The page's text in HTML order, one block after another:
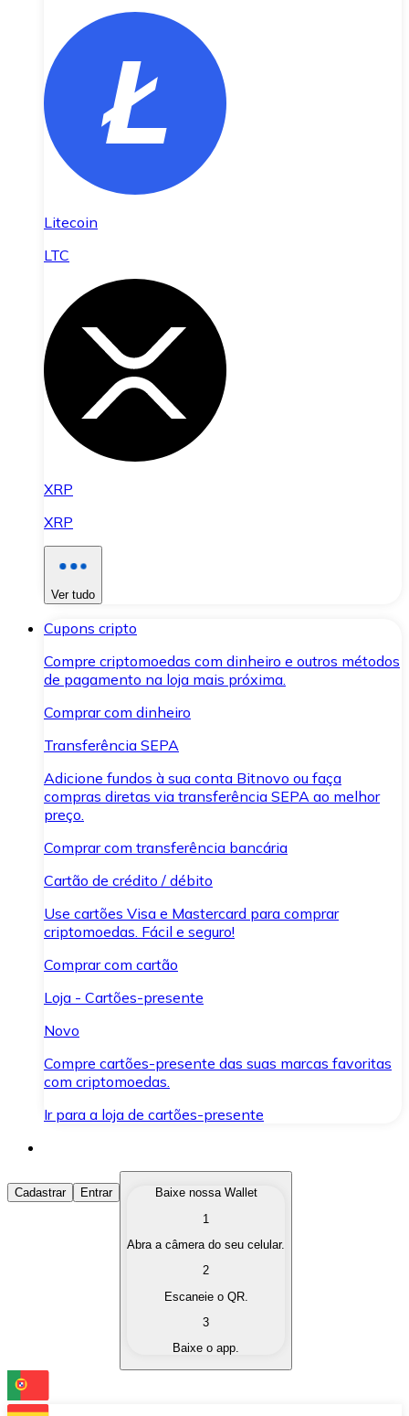
Litecoin
LTC
XRP
XRP
Ver tudo
Cupons cripto
Compre criptomoedas com dinheiro e outros métodos
de pagamento na loja mais próxima.
Comprar com dinheiro
Transferência SEPA
Adicione fundos à sua conta Bitnovo ou faça
compras diretas via transferência SEPA ao melhor
preço.
Comprar com transferência bancária
Cartão de crédito / débito
Use cartões Visa e Mastercard para comprar
criptomoedas. Fácil e seguro!
Comprar com cartão
Loja - Cartões-presente
Novo
Compre cartões-presente das suas marcas favoritas
com criptomoedas.
Ir para a loja de cartões-presente
Comprar Criptomoedas
Compre as criptomoedas de seu interesse de forma
Converta suas criptomoedas em moeda fiduciária
Troque uma criptomoeda por outra
Cadastrar Entrar
Baixe nossa Wallet
1
Abra a câmera do seu celular.
2
Escaneie o QR.
3
Baixe o app.